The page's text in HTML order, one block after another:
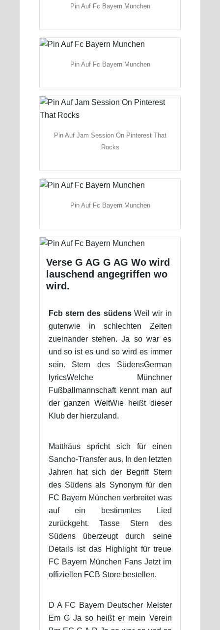
Pin Auf Fc Bayern Munchen
Pin Auf Fc Bayern Munchen
Pin Auf Jam Session On Pinterest That
Rocks
Pin Auf Fc Bayern Munchen
Verse G AG G AG Wo wird
lauschend angegriffen wo
wird.
Fcb stern des südensWeil wir in
gutenwie in schlechten Zeiten
zueinander stehen. Ja so war es
und so ist es und so wird es immer
sein. Stern des SüdensGerman
lyricsWelche Münchner
Fußballmannschaft kennt man auf
der ganzen WeltWie heißt dieser
Klub der hierzuland.
Matthäus spricht sich für einen
Sancho-Transfer aus. In den letzten
Jahren hat sich der Begriff Stern
des Südens als Synonym für den
FC Bayern München verbreitet was
auf ein bestimmtes Lied
zurückgeht. Tasse Stern des
Südens überzeugt durch seine
Details ist das Highlight für treue
FC Bayern München Fans Jetzt im
offiziellen FCB Store bestellen.
D A FC Bayern Deutscher Meister
Em G Ja so heißt er mein Verein